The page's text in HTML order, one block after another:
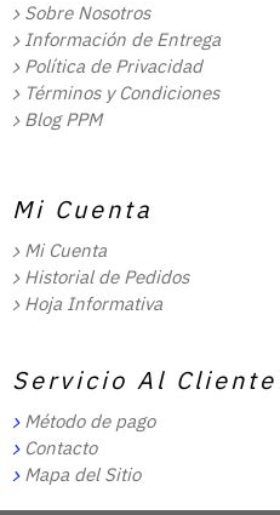
Sobre Nosotros
Información de Entrega
Política de Privacidad
Términos y Condiciones
Blog PPM
Mi Cuenta
Mi Cuenta
Historial de Pedidos
Hoja Informativa
Servicio Al Cliente
Método de pago
Contacto
Mapa del Sitio